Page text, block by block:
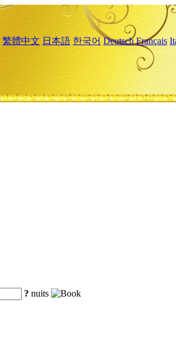
繁體中文 日本語 한국어 Deutsch Français
? nuits